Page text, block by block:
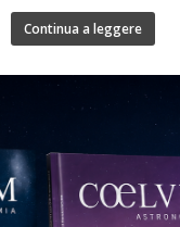
Continua a leggere